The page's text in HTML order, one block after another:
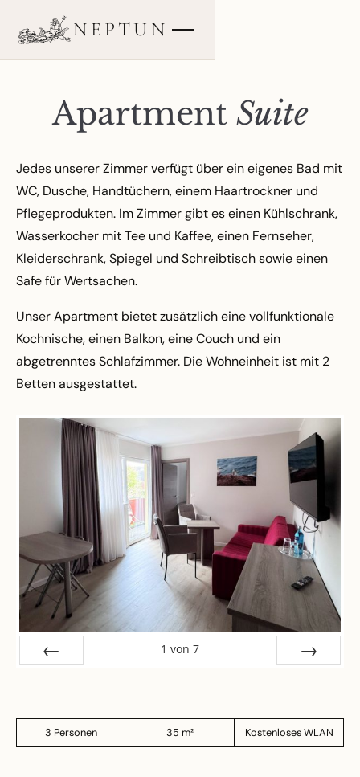
NEPTUN
Inhalt
Apartment Suite
Jedes unserer Zimmer verfügt über ein eigenes Bad mit
WC, Dusche, Handtüchern, einem Haartrockner und
Pflegeprodukten. Im Zimmer gibt es einen Kühlschrank,
Wasserkocher mit Tee und Kaffee, einen Fernseher,
Kleiderschrank, Spiegel und Schreibtisch sowie einen
Safe für Wertsachen.
Unser Apartment bietet zusätzlich eine vollfunktionale
Kochnische, einen Balkon, eine Couch und ein
abgetrenntes Schlafzimmer. Die Wohneinheit ist mit 2
Betten ausgestattet.
1 von 7
3 Personen 35 m² Kostenloses WLAN